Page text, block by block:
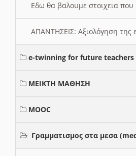
Εδω θα βαλουμε στοιχεια
ΑΠΑΝΤΗΣΕΙΣ: Αξιολόγηση
e-twinning for future teachers
ΜΕΙΚΤΗ ΜΑΘΗΣΗ
MOOC
Γραμματισμος στα μεσα